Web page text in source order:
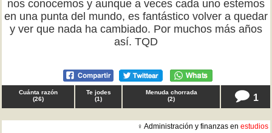
nos conocemos y aunque a veces cada uno estemos
en una punta del mundo, es fantástico volver a quedar
y ver que nada ha cambiado. Por muchos más años
así. TQD
Cuánta razón
(26)
Te jodes
(1)
Menuda chorrada
(2) 1
♀ Administración y finanzas en estudios